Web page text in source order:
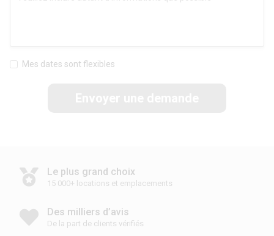
Mes dates sont flexibles
Le plus grand choix
15 000+ locations et emplacements
Des milliers d’avis
De la part de clients vérifiés